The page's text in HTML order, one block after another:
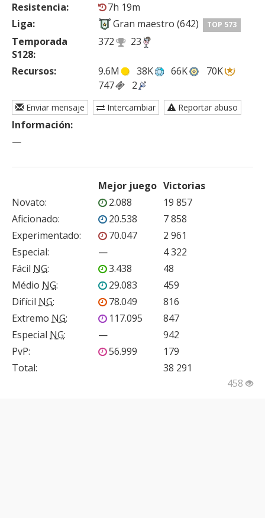
Resistencia:
7h 19m
Liga:
Gran maestro (642) TOP 573
Temporada
S128:
372 23
Recursos: 9.6M 38K 66K
70K
747
2
Enviar mensaje Intercambiar Reportar abuso
Información:
—
Mejor juego Victorias
Novato: 2.088
19 857
Aficionado: 20.538
7 858
Experimentado: 70.047
2 961
Especial: —
4 322
Fácil NG: 3.438
48
Médio NG: 29.083
459
Difícil NG: 78.049
816
Extremo NG: 117.095
847
Especial NG: —
942
PvP: 56.999
179
Total:
38 291
458